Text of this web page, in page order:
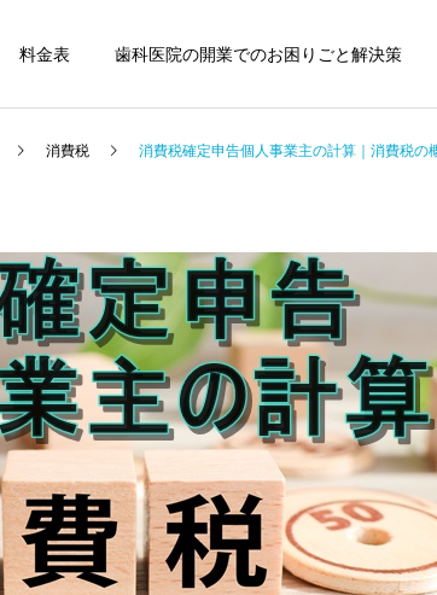
料金表 歯科医院の開業でのお困りごと解決策
歯科医院
歯科医院の税務顧問｜失敗
しない契約方法 をわかりや
すく解説
歯科医院
歯科医院専門税理
するメリットについ
りやすく解説
消費税 消費税確定申告個人事業主の計算｜消費税の